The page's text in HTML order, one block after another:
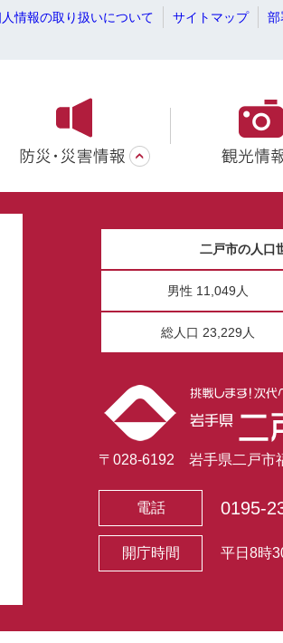
情報の取り扱いについて サイトマップ 部
二戸市の人口
男性 11,049人
総人口 23,229人
〒028-6192 岩手県二戸市
電話 0195-
開庁時間 平日8時